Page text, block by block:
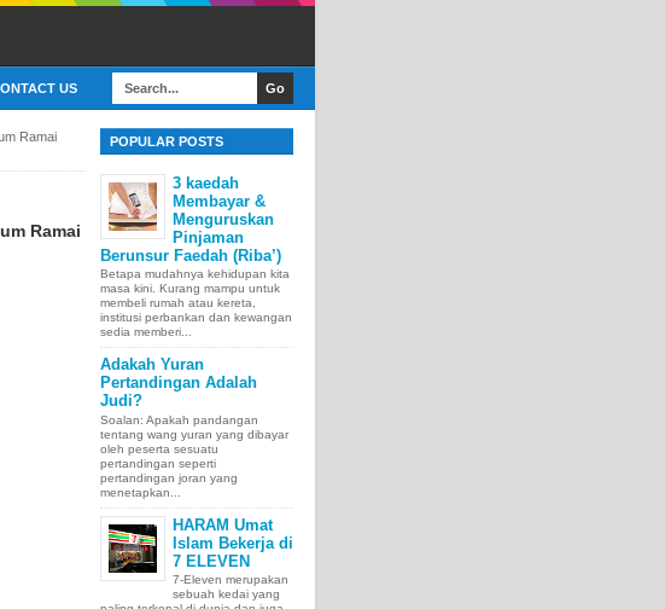
US
Ramai
Ramai
POPULAR POSTS
3 kaedah
Membayar &
Menguruskan
Pinjaman
Berunsur Faedah (Riba’)
Betapa mudahnya kehidupan kita
masa kini. Kurang mampu untuk
membeli rumah atau kereta,
institusi perbankan dan kewangan
sedia memberi...
Adakah Yuran
Pertandingan Adalah
Judi?
Soalan: Apakah pandangan
tentang wang yuran yang dibayar
oleh peserta sesuatu
pertandingan seperti
pertandingan joran yang
menetapkan...
HARAM Umat
Islam Bekerja di
7 ELEVEN
7-Eleven merupakan
sebuah kedai yang